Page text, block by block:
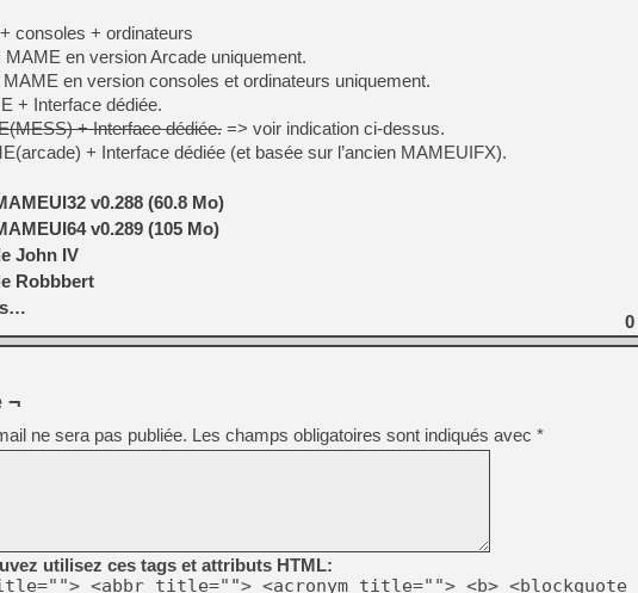
consoles + ordinateurs
en version Arcade uniquement.
en version consoles et ordinateurs uniquement.
+ Interface dédiée.
+ Interface dédiée. => voir indication ci-dessus.
+ Interface dédiée (et basée sur l’ancien MAMEUIFX).
v0.288 (60.8 Mo)
v0.289 (105 Mo)
John IV
Robbbert
0
¬
ne sera pas publiée. Les champs obligatoires sont indiqués avec *
utilisez ces tags et attributs HTML:
<abbr title=""> <acronym title=""> <b> <blockquote